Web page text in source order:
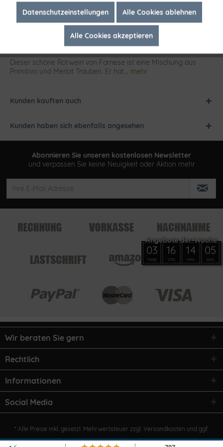
Dieser schöne Rotwein von Farnese ist eine Mischung aus
Primitivo und Merlot Trauben. Er hat... mehr
Kunden kauften auch
Kunden haben sich ebenfalls angesehen
Abonnieren Sie unseren kostenlosen Newsletter
und verpassen Sie keine Neuigkeit oder Aktion mehr
Wir beraten Sie gern
Rechtlich
Informationen
Social Media
* Alle Preise inkl. gesetzl. Mehrwertsteuer zzgl. Versandkosten und ggf.
Nachnahmegebühren, wenn nicht anders beschrieben
Marketing Inaktiv
Datenschutzeinstellungen Alle Cookies ablehnen
Alle Cookies akzeptieren
03
TAGE
16
STD
14
MIN
04
SEK